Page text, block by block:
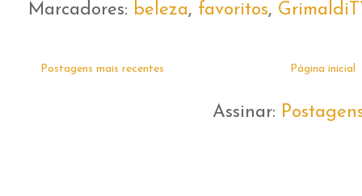
Marcadores: beleza, favoritos,
Postagens mais recentes Página inicial
Assinar: